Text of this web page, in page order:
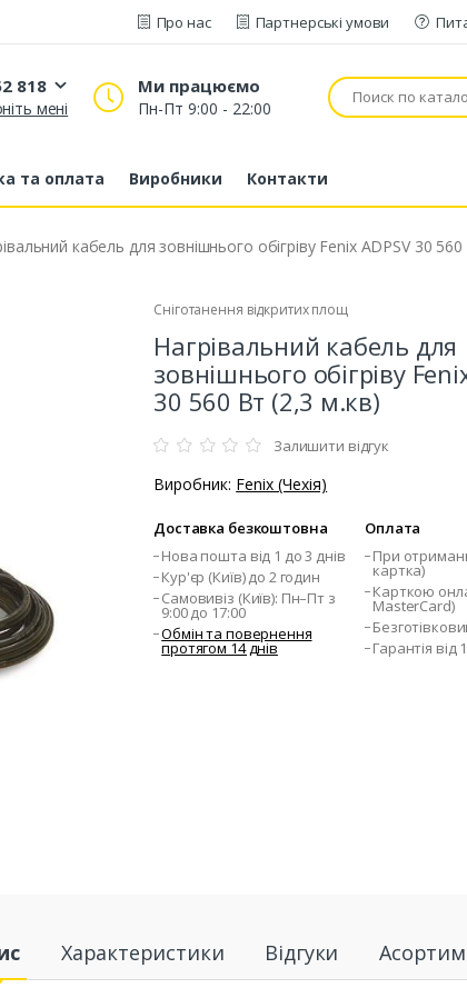
Про нас Партнерські умови
818
52 818
63 881
мені
Ми працюємо
Пн-Пт 9:00 - 22:00
та оплата Виробники Контакти
кабель для зовнішнього обігріву Fenix ADPSV 30
Сніготанення відкритих площ
Нагрівальний кабель для
зовнішнього обігріву
30 560 Вт (2,3 м.кв)
Залишити відгук
Виробник: Fenix (Чехія)
Доставка безкоштовна
Нова пошта від 1 до 3 днів
Кур'єр (Київ) до 2 годин
Самовивіз (Київ): Пн–Пт з
9:00 до 17:00
Обмін та повернення
протягом 14 днів
Оплата
При
картка)
Карткою
MasterCard)
Гарантія від
Характеристики Відгуки